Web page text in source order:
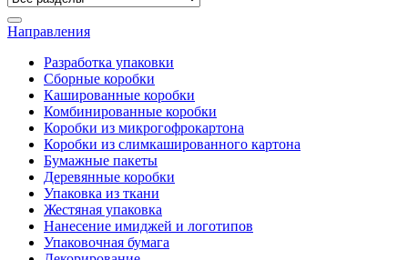
Направления
Разработка упаковки
Сборные коробки
Кашированные коробки
Комбинированные коробки
Коробки из микрогофрокартона
Коробки из слимкашированного картона
Бумажные пакеты
Деревянные коробки
Упаковка из ткани
Жестяная упаковка
Нанесение имиджей и логотипов
Упаковочная бумага